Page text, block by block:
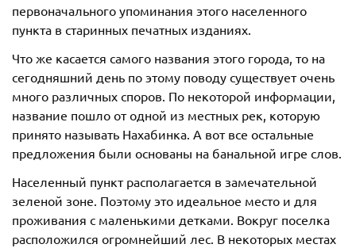
первоначального упоминания этого населенного
пункта в старинных печатных изданиях.
Что же касается самого названия этого города, то на
сегодняшний день по этому поводу существует очень
много различных споров. По некоторой информации,
название пошло от одной из местных рек, которую
принято называть Нахабинка. А вот все остальные
предложения были основаны на банальной игре слов.
Населенный пункт располагается в замечательной
зеленой зоне. Поэтому это идеальное место и для
проживания с маленькими детками. Вокруг поселка
расположился огромнейший лес. В некоторых местах